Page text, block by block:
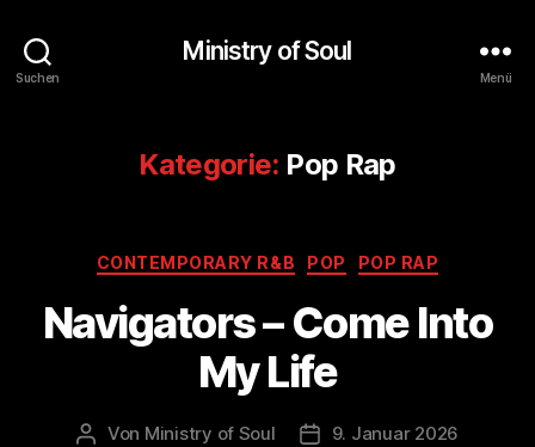
Suchen
Ministry of Soul
Menü
Kategorie: Pop Rap
Kategorien
CONTEMPORARY R&B POP POP RAP
Navigators – Come Into
My Life
Beitragsautor
Von Ministry of Soul Veröffentlichungsdatum
9. Januar 2026